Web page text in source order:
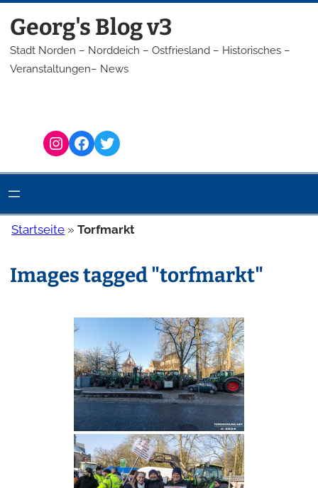
Inhalt
springen
Georg's Blog v3
Stadt Norden – Norddeich – Ostfriesland – Historisches –
Veranstaltungen– News
Instagram Facebook Twitter
Startseite »Torfmarkt
Images tagged "torfmarkt"